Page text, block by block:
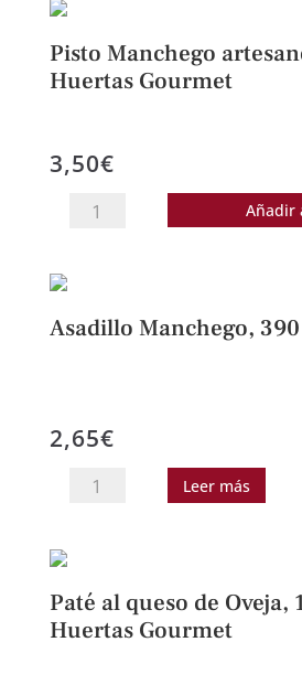
Pisto Manchego
Huertas Gourmet
3,50€
Pisto
g.
Añadir
Asadillo Manchego,
2,65€
Asadillo
Calzado
cantidad
Leer más
Paté al queso de Oveja,
Huertas Gourmet